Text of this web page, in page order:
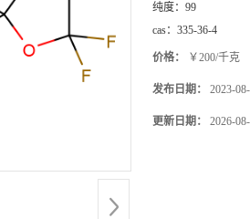
纯度： 99
cas： 335-36-4
价格： ￥200/千克
发布日期： 2023-
更新日期： 2026-